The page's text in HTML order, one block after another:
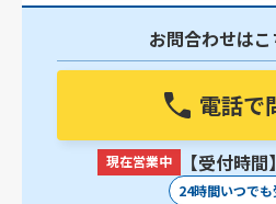
お問合わせは
電話で
現在営業中 【受付時
24時間いつで